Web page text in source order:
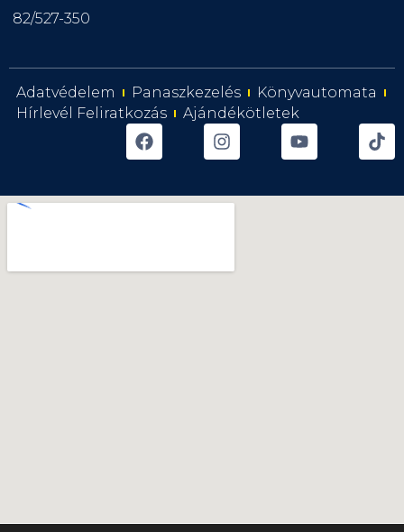
82/527-350
Adatvédelem Panaszkezelés
Könyvautomata
Hírlevél Feliratkozás
Ajándékötletek